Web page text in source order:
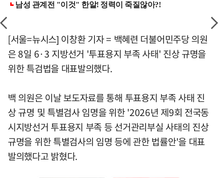
[서울=뉴시스] 이창환 기자 = 백혜련 더불어민주당 의원
은 8일 6·3 지방선거 '투표용지 부족 사태' 진상 규명을
위한 특검법을 대표발의했다.
백 의원은 이날 보도자료를 통해 투표용지 부족 사태 진
상 규명 및 특별검사 임명을 위한 '2026년 제9회 전국동
시지방선거 투표용지 부족 등 선거관리부실 사태의 진상
규명을 위한 특별검사의 임명 등에 관한 법률안'을 대표
발의했다고 밝혔다.